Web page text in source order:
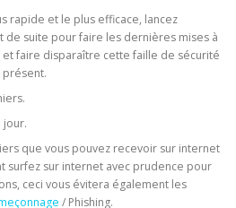
rapide et le plus efficace, lancez
de suite pour faire les dernières mises à
faire disparaître cette faille de sécurité
présent.
jour.
que vous pouvez recevoir sur internet
surfez sur internet avec prudence pour
ceci vous évitera également les
/ Phishing.